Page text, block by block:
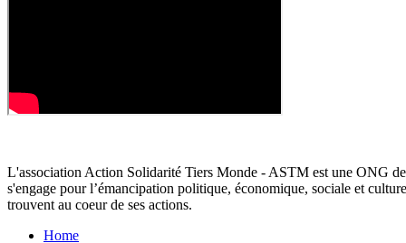
L'association Action Solidarité Tiers Monde - ASTM est une ONG
s'engage pour l’émancipation politique, économique, sociale et
trouvent au coeur de ses actions.
Home